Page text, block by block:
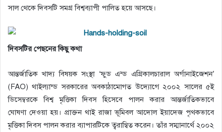
সাল থেকে দিবসটি সমগ্র বিশ্বব্যাপী পালিত হয়ে আসছে।
দিবসটির পেছনের কিছু কথা
আন্তর্জাতিক খাদ্য বিষয়ক সংস্থা ‘ফুড এন্ড এগ্রিকালচারাল অর্গানাইজেশন’
(FAO) থাইল্যান্ড সরকারের অবকাঠামোগত উদ্যোগে ২০০২ সালের ৫ই
ডিসেম্বরকে বিশ্ব মৃত্তিকা দিবস হিসেবে পালন করার আন্তর্জাতিকভাবে
ঘোষণা দেওয়া হয়। প্রাক্তন থাই রাজা ভূমিবল আদোল ইয়াদেজ পৃথকভাবে
মৃত্তিকা দিবস পালন করার ব্যাপারটিকে ত্বরান্বিত করেন। তাঁর সম্মানার্থে ২০০২